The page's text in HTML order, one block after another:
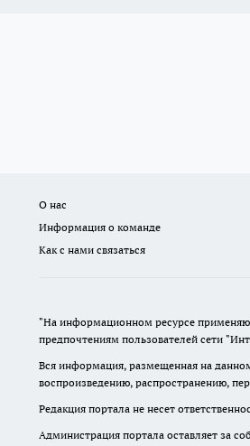
О нас
Информация о команде
Как с нами связаться
"На информационном ресурсе
предпочтениям пользователей сети
Вся информация, размещенная на
воспроизведению, распространению,
Редакция портала не несет
Администрация портала оставляет за